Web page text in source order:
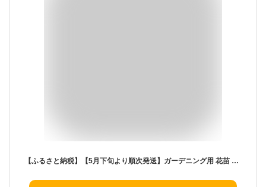
【ふるさと納税】【5月下旬より順次発送】ガーデニング用 花苗 ベゴニア 12ポット（赤4・白4・ピンク4）（入金期限：2026.5.20） ふるさと納税 山形